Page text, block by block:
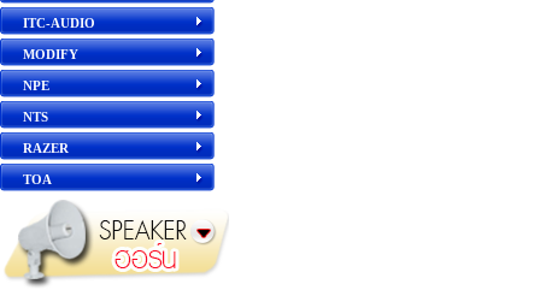
ITC-AUDIO
MODIFY
NPE
NTS
RAZER
TOA